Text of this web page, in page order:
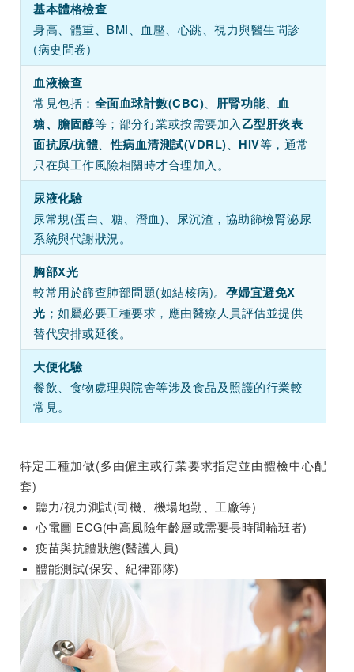
基本體格檢查
身高、體重、BMI、血壓、心跳、視力與醫生問診
(病史問卷)
血液檢查
常見包括： 全面血球計數(CBC)、 肝腎功能、 血
糖、膽固醇等；部分行業或按需要加入乙型肝炎表
面抗原/抗體、性病血清測試(VDRL)、 HIV等，通常
只在與工作風險相關時才合理加入。
尿液化驗
尿常規(蛋白、糖、潛血)、尿沉渣，協助篩檢腎泌尿
系統與代謝狀況。
胸部X光
較常用於篩查肺部問題(如結核病)。 孕婦宜避免X
光 ；如屬必要工種要求，應由醫療人員評估並提供
替代安排或延後。
大便化驗
餐飲、食物處理與院舍等涉及食品及照護的行業較
常見。
特定工種加做(多由僱主或行業要求指定並由體檢中心配
套)
聽力/視力測試(司機、機場地勤、工廠等)
心電圖 ECG(中高風險年齡層或需要長時間輪班者)
疫苗與抗體狀態(醫護人員)
體能測試(保安、紀律部隊)